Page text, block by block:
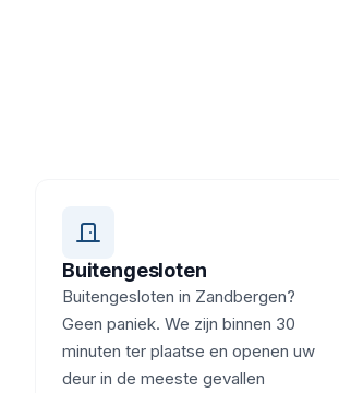
Buitengesloten
Buitengesloten in Zandbergen?
Geen paniek. We zijn binnen 30
minuten ter plaatse en openen uw
deur in de meeste gevallen